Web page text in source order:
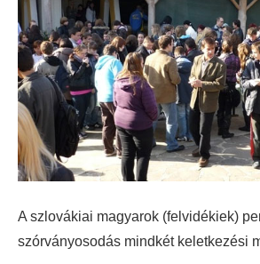
A szlovákiai magyarok (felvidékiek)
szórványosodás mindkét keletkezési